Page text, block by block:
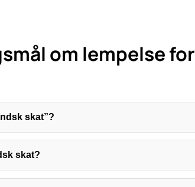
om lempelse for
skat”?
skat?